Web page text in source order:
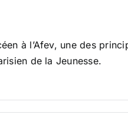
à l’Afev, une des
de la Jeunesse.